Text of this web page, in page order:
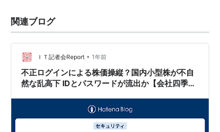
関連ブログ
ＩＴ記者会Report • 1年前
不正ログインによる株価操縦？国内小型株が不自
然な乱高下 IDとパスワードが流出か【会社四季報